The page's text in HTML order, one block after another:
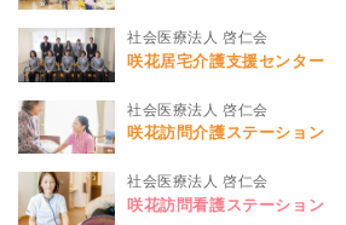
社会医療法人 啓仁会
咲花居宅介護支援センター
社会医療法人 啓仁会
咲花訪問介護ステーション
社会医療法人 啓仁会
咲花訪問看護ステーション